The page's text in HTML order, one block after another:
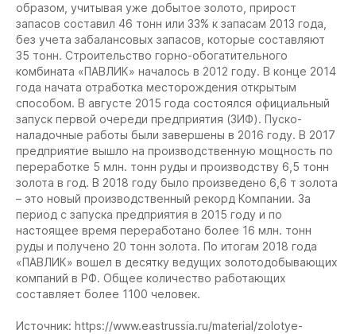
образом, учитывая уже добытое золото, прирост
запасов составил 46 тонн или 33% к запасам 2013 года,
без учета забалансовых запасов, которые составляют
35 тонн. Строительство горно-обогатительного
комбината «ПАВЛИК» началось в 2012 году. В конце 2014
года начата отработка месторождения открытым
способом. В августе 2015 года состоялся официальный
запуск первой очереди предприятия (ЗИФ). Пуско-
наладочные работы были завершены в 2016 году. В 2017
предприятие вышло на производственную мощность по
переработке 5 млн. тонн руды и производству 6,5 тонн
золота в год. В 2018 году было произведено 6,6 т золота
– это новый производственный рекорд Компании. За
период с запуска предприятия в 2015 году и по
настоящее время переработано более 16 млн. тонн
руды и получено 20 тонн золота. По итогам 2018 года
«ПАВЛИК» вошел в десятку ведущих золотодобывающих
компаний в РФ. Общее количество работающих
составляет более 1100 человек.
Источник: https://www.eastrussia.ru/material/zolotye-